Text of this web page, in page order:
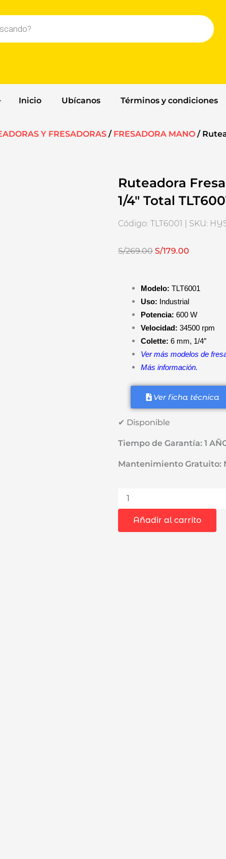
Inicio Ubícanos Términos y condiciones
Y FRESADORAS / FRESADORA MANO /
Ruteadora
1/4″ Total
Código: TLT6001 | SKU:
S/269.00 El
era:
S/269.00.
S/179.00
es:
S/179.00.
Modelo: TLT6001
Uso: Industrial
Potencia: 600 W
Velocidad: 34500 rpm
Colette: 6 mm, 1/4″
Ver más modelos de
Más información.
Ver ficha técnica
✔ Disponible
Tiempo de Garantía: 1
Mantenimiento Gratuito:
Ruteadora
Fresadora
Tupi
Mano
Añadir al carrito